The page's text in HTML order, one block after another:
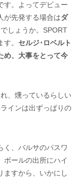
す。よってデビュー
が先発する場合はダ
しょうか。SPORT
。 セルジ･ロベルト
め、大事をとって今
、燻っているらしい
インは出ずっぱりの
く、バルサのパスワ
ボールの出所にハイ
ますから、いかにし